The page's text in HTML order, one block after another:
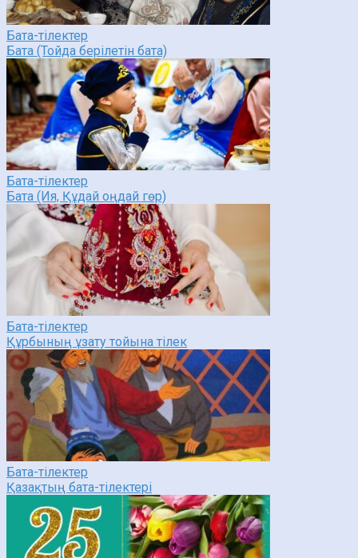
Бата-тілектер
Бата (Тойда берілетін бата)
Бата-тілектер
Бата (Ия, Құдай оңдай гөр)
Бата-тілектер
Құрбының ұзату тойына тілек
Бата-тілектер
Қазақтың бата-тілектері